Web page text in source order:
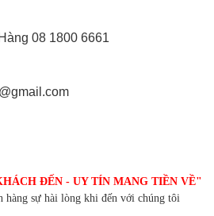
để
Hướng dẫn sử dụng điều hòa đúng
08 1800 6661
ĐẾN - UY TÍN MANG TIỀN VỀ"
hàng sự hài lòng khi đến với chúng tôi